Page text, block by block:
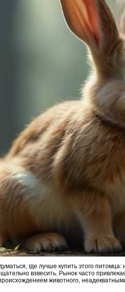
где лучше купить этого
взвесить. Рынок часто
животного,